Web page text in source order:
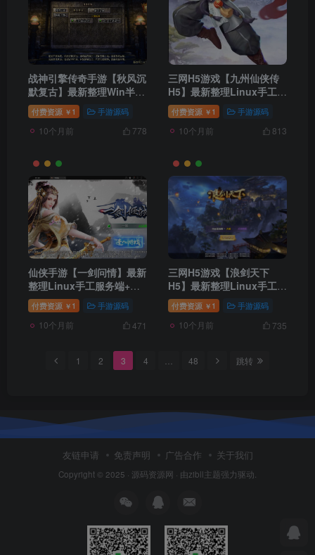
战神引擎传奇手游【秋风沉
默复古】最新整理Win半手
工服务端+充值后台+安卓
苹果双端
付费资源 ￥ 1 手游源码
10个月前 778
三网H5游戏【九州仙侠传
H5】最新整理Linux手工服
务端+GM后台+运营后台
付费资源 ￥ 1 手游源码
10个月前 813
仙侠手游【一剑问情】最新
整理Linux手工服务端+GM
后台+本地注册验证+双端
付费资源 ￥ 1 手游源码
10个月前 471
三网H5游戏【浪剑天下
H5】最新整理Linux手工服
务端+GM后台
付费资源 ￥ 1 手游源码
10个月前 735
1 2 3 4 48 跳转
友链申请 免责声明 广告合作 关于我们
Copyright © 2025 · 源码资源网 · 由zibll主题强力驱动.